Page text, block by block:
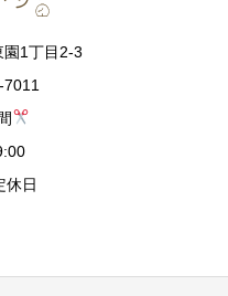
園1丁目2-3
休日